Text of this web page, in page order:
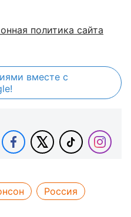
политика сайта
вместе с
Россия